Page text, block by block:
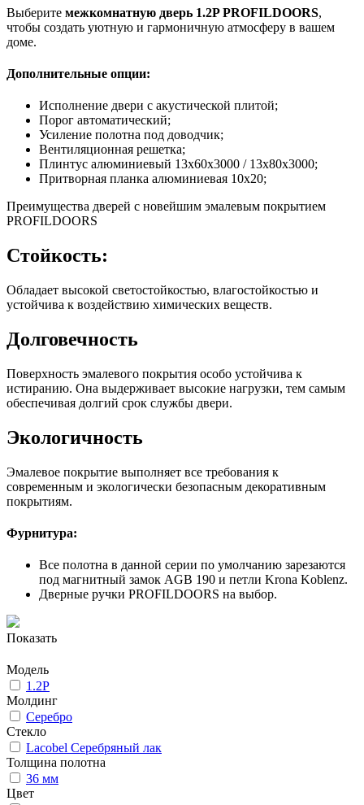
Выберите межкомнатную дверь 1.2P PROFILDOORS,
чтобы создать уютную и гармоничную атмосферу в вашем
доме.
Дополнительные опции:
Исполнение двери с акустической плитой;
Порог автоматический;
Усиление полотна под доводчик;
Вентиляционная решетка;
Плинтус алюминиевый 13х60х3000 / 13х80х3000;
Притворная планка алюминиевая 10x20;
Преимущества дверей с новейшим эмалевым покрытием
PROFILDOORS
Стойкость:
Обладает высокой светостойкостью, влагостойкостью и
устойчива к воздействию химических веществ.
Долговечность
Поверхность эмалевого покрытия особо устойчива к
истиранию. Она выдерживает высокие нагрузки, тем самым
обеспечивая долгий срок службы двери.
Экологичность
Эмалевое покрытие выполняет все требования к
современным и экологически безопасным декоративным
покрытиям.
Фурнитура:
Все полотна в данной серии по умолчанию зарезаются
под магнитный замок AGB 190 и петли Krona Koblenz.
Дверные ручки PROFILDOORS на выбор.
Показать
Модель
1.2P
Молдинг
Серебро
Стекло
Lacobel Серебряный лак
Толщина полотна
36 мм
Цвет